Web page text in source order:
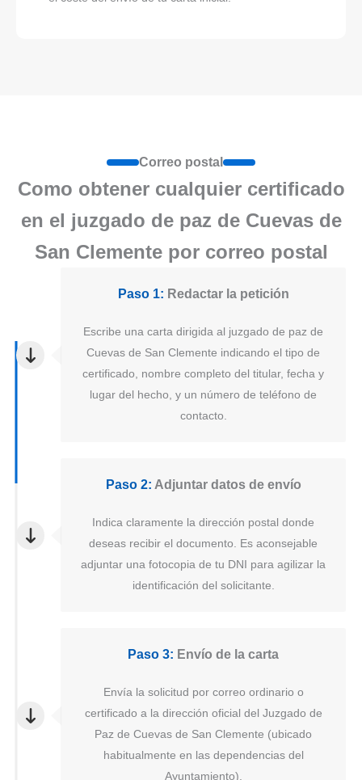
Correo postal
Como obtener cualquier certificado
en el juzgado de paz de Cuevas de
San Clemente por correo postal
Paso 1: Redactar la petición
Escribe una carta dirigida al juzgado de paz de
Cuevas de San Clemente indicando el tipo de
certificado, nombre completo del titular, fecha y
lugar del hecho, y un número de teléfono de
contacto.
Paso 2: Adjuntar datos de envío
Indica claramente la dirección postal donde
deseas recibir el documento. Es aconsejable
adjuntar una fotocopia de tu DNI para agilizar la
identificación del solicitante.
Paso 3: Envío de la carta
Envía la solicitud por correo ordinario o
certificado a la dirección oficial del Juzgado de
Paz de Cuevas de San Clemente (ubicado
habitualmente en las dependencias del
Ayuntamiento).